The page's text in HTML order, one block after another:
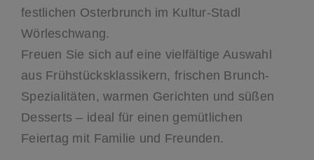
festlichen Osterbrunch im Kultur-Stadl
Wörleschwang.
Freuen Sie sich auf eine vielfältige Auswahl
aus Frühstücksklassikern, frischen Brunch-
Spezialitäten, warmen Gerichten und süßen
Desserts – ideal für einen gemütlichen
Feiertag mit Familie und Freunden.